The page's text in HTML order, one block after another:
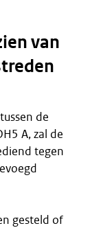
van
de
A, zal de
tegen
gesteld of